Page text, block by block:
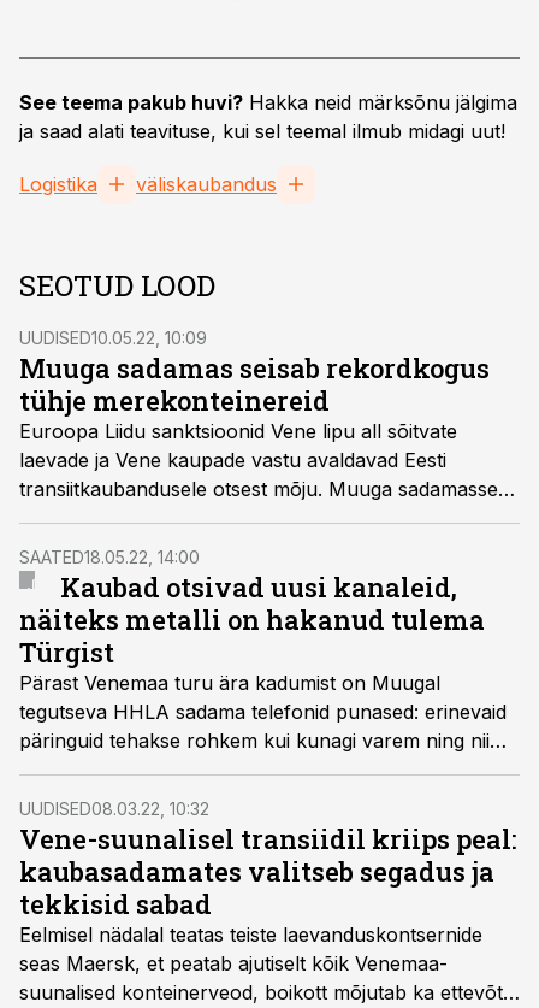
See teema pakub huvi? Hakka neid märksõnu jälgima
ja saad alati teavituse, kui sel teemal ilmub midagi uut!
Logistika väliskaubandus
SEOTUD LOOD
UUDISED10.05.22, 10:09
Muuga sadamas seisab rekordkogus
tühje merekonteinereid
Euroopa Liidu sanktsioonid Vene lipu all sõitvate
laevade ja Vene kaupade vastu avaldavad Eesti
transiitkaubandusele otsest mõju. Muuga sadamasse
on seetõttu hoiule toodud rekordkogus tühje
merekonteinereid, kirjutab ERR.
SAATED18.05.22, 14:00
Kaubad otsivad uusi kanaleid,
näiteks metalli on hakanud tulema
Türgist
Pärast Venemaa turu ära kadumist on Muugal
tegutseva HHLA sadama telefonid punased: erinevaid
päringuid tehakse rohkem kui kunagi varem ning nii
mõnigi uutest kaubakanalitest on juba ka töös.
„Näiteks on hakanud meritsi Eestisse liikuma Türgi
metalli,“ tunnistas HHLA TK Estonia juhatuse esimees
Riia Sillave.
UUDISED08.03.22, 10:32
Vene-suunalisel transiidil kriips peal:
kaubasadamates valitseb segadus ja
tekkisid sabad
Eelmisel nädalal teatas teiste laevanduskontsernide
seas Maersk, et peatab ajutiselt kõik Venemaa-
suunalised konteinerveod, boikott mõjutab ka ettevõtte